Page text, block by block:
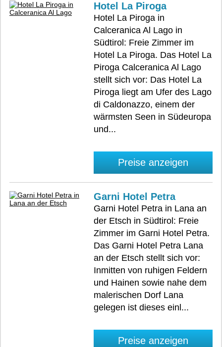
Hotel La Piroga
Hotel La Piroga in
Calceranica Al Lago in
Südtirol: Freie Zimmer im
Hotel La Piroga. Das Hotel La
Piroga Calceranica Al Lago
stellt sich vor: Das Hotel La
Piroga liegt am Ufer des Lago
di Caldonazzo, einem der
wärmsten Seen in Südeuropa
und...
Preise anzeigen
Garni Hotel Petra
Garni Hotel Petra in Lana an
der Etsch in Südtirol: Freie
Zimmer im Garni Hotel Petra.
Das Garni Hotel Petra Lana
an der Etsch stellt sich vor:
Inmitten von ruhigen Feldern
und Hainen sowie nahe dem
malerischen Dorf Lana
gelegen ist dieses einl...
Preise anzeigen